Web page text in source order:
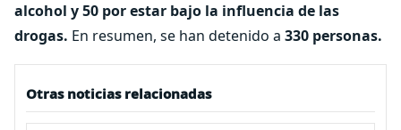
alcohol y 50 por estar bajo la influencia de las
drogas. En resumen, se han detenido a 330 personas.
Otras noticias relacionadas